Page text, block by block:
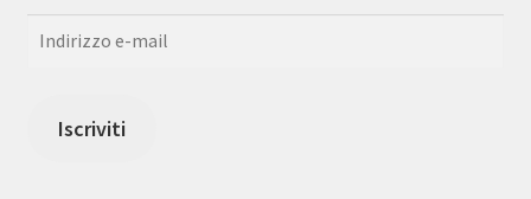
Iscriviti